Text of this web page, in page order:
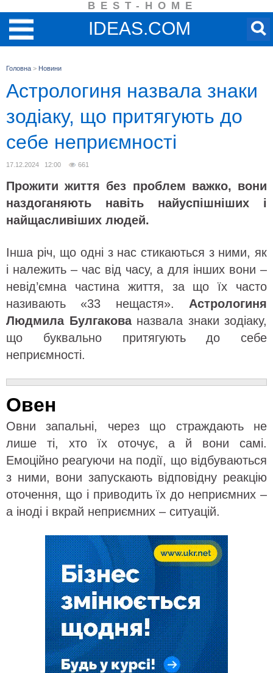
BEST-HOME
IDEAS.COM
Головна > Новини
Астрологиня назвала знаки
зодіаку, що притягують до
себе неприємності
17.12.2024 12:00 661
Прожити життя без проблем важко, вони
наздоганяють навіть найуспішніших і
найщасливіших людей.
Інша річ, що одні з нас стикаються з ними, як
і належить – час від часу, а для інших вони –
невід’ємна частина життя, за що їх часто
називають «33 нещастя». Астрологиня
Людмила Булгакованазвала знаки зодіаку,
що буквально притягують до себе
неприємності.
Овен
Овни запальні, через що страждають не
лише ті, хто їх оточує, а й вони самі.
Емоційно реагуючи на події, що відбуваються
з ними, вони запускають відповідну реакцію
оточення, що і приводить їх до неприємних –
а іноді і вкрай неприємних – ситуацій.